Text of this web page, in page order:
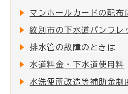
マンホールカードの配布
紋別市の下水道パンフレ
排水管の故障のときは
水道料金・下水道使用料
水洗便所改造等補助金制